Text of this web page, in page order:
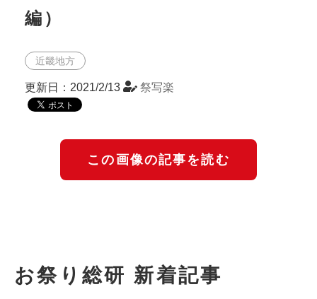
編）
近畿地方
更新日：2021/2/13 祭写楽
この画像の記事を読む
お祭り総研 新着記事